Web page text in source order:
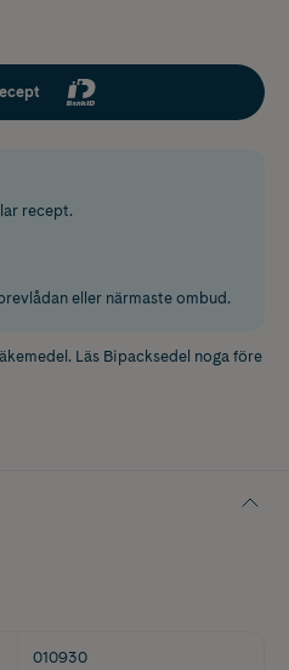
recept.
eller närmaste ombud.
Läs Bipacksedel noga före
010930